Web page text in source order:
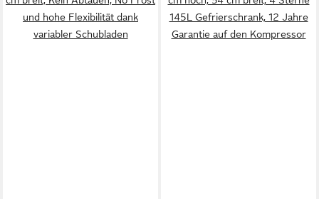
und hohe Flexibilität dank
variabler Schubladen
145L Gefrierschrank, 12 Jahre
Garantie auf den Kompressor